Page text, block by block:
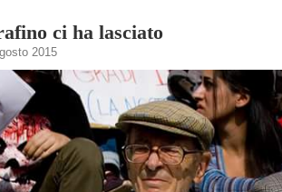
ci ha lasciato
2015